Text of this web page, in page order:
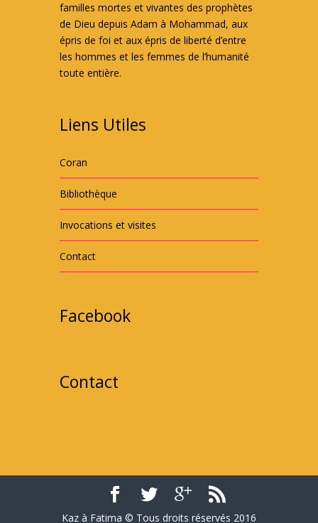
familles mortes et vivantes des prophètes
de Dieu depuis Adam à Mohammad, aux
épris de foi et aux épris de liberté d’entre
les hommes et les femmes de l’humanité
toute entière.
Liens Utiles
Coran
Bibliothèque
Invocations et visites
Contact
Facebook
Contact
Kaz à Fatima © Tous droits réservés 2016